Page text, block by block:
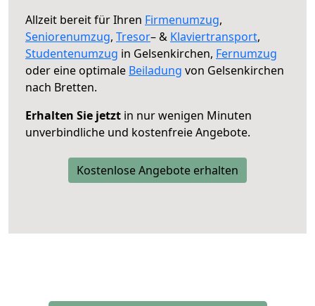
Allzeit bereit für Ihren Firmenumzug,
Seniorenumzug, Tresor– & Klaviertransport,
Studentenumzug in Gelsenkirchen, Fernumzug
oder eine optimale Beiladung von Gelsenkirchen
nach Bretten.
Erhalten Sie jetzt in nur wenigen Minuten
unverbindliche und kostenfreie Angebote.
Kostenlose Angebote erhalten